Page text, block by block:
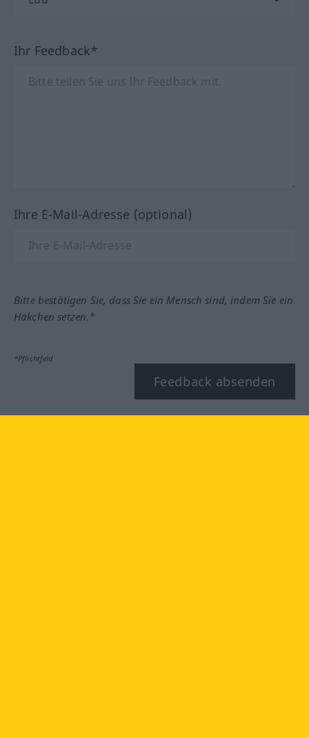
Ihr Feedback*
Ihre E-Mail-Adresse (optional)
Bitte bestätigen Sie, dass Sie ein Mensch sind, indem Sie ein
Häkchen setzen.*
*Pflichtfeld
Feedback absenden